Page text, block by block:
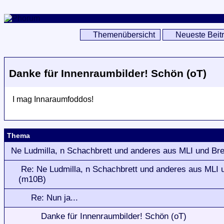
Themenübersicht Neueste
Danke für Innenraumbilder! Schön (oT)
I mag Innaraumfoddos!
Thema
Ne Ludmilla, n Schachbrett und anderes aus MLI und
Re: Ne Ludmilla, n Schachbrett und anderes aus MLI
(m10B)
Re: Nun ja...
Danke für Innenraumbilder! Schön (oT)